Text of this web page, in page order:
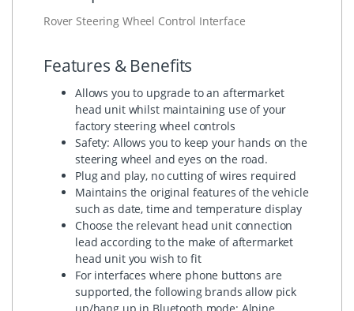
Rover Steering Wheel Control Interface
Features & Benefits
Allows you to upgrade to an aftermarket
head unit whilst maintaining use of your
factory steering wheel controls
Safety: Allows you to keep your hands on the
steering wheel and eyes on the road.
Plug and play, no cutting of wires required
Maintains the original features of the vehicle
such as date, time and temperature display
Choose the relevant head unit connection
lead according to the make of aftermarket
head unit you wish to fit
For interfaces where phone buttons are
supported, the following brands allow pick
up/hang up in Bluetooth mode: Alpine,